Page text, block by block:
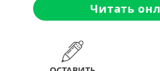
Читать